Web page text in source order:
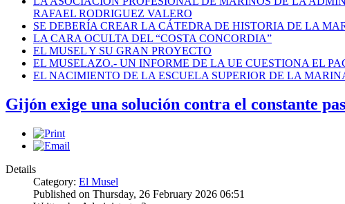
RAFAEL RODRIGUEZ VALERO
SE DEBERÍA CREAR LA CÁTEDRA DE HISTORIA DE LA
LA CARA OCULTA DEL “COSTA CONCORDIA”
EL MUSEL Y SU GRAN PROYECTO
EL MUSELAZO.- UN INFORME DE LA UE CUESTIONA EL
EL NACIMIENTO DE LA ESCUELA SUPERIOR DE LA
Gijón exige una solución contra el constante
Details
Category: El Musel
Published on Thursday, 26 February 2026 06:51